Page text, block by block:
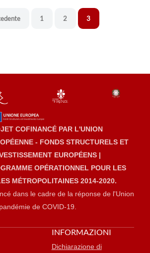
1 2 3
COFINANCÉ PAR L'UNION
- FONDS STRUCTURELS ET
EUROPÉENS |
OPÉRATIONNEL POUR LES
MÉTROPOLITAINES 2014-2020.
dans le cadre de la réponse de l'Union
de COVID-19.
INFORMAZIONI
Dichiarazione di